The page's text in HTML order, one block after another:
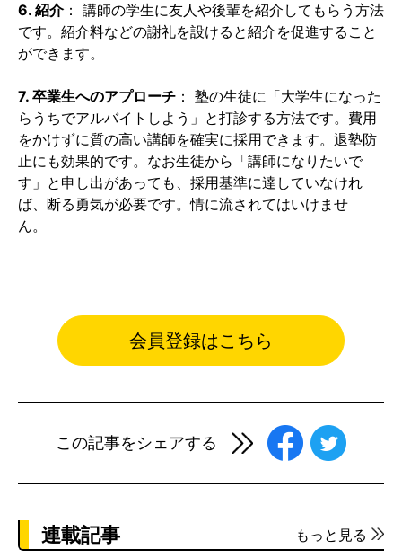
6. 紹介： 講師の学生に友人や後輩を紹介してもらう方法
です。紹介料などの謝礼を設けると紹介を促進すること
ができます。
7. 卒業生へのアプローチ ： 塾の生徒に「大学生になった
らうちでアルバイトしよう」と打診する方法です。費用
をかけずに質の高い講師を確実に採用できます。退塾防
止にも効果的です。なお生徒から「講師になりたいで
す」と申し出があっても、採用基準に達していなけれ
ば、断る勇気が必要です。情に流されてはいけませ
ん。
会員登録はこちら
この記事をシェアする
連載記事 もっと見る